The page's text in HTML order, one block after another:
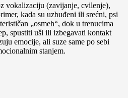
vokalizaciju (zavijanje, cvilenje),
kada su uzbuđeni ili srećni, psi
„osmeh“, dok u trenucima
spustiti uši ili izbegavati kontakt
emocije, ali suze same po sebi
stanjem.